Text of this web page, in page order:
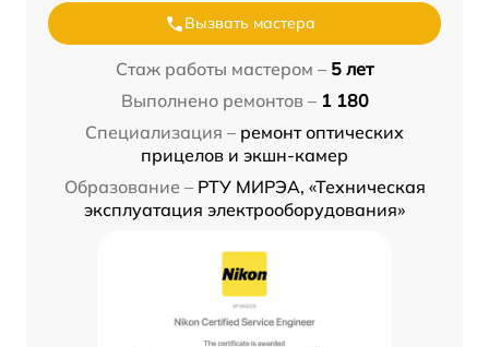
Вызвать мастера
Стаж работы мастером – 5 лет
Выполнено ремонтов – 1 180
Специализация – ремонт оптических
прицелов и экшн-камер
Образование – РТУ МИРЭА, «Техническая
эксплуатация электрооборудования»